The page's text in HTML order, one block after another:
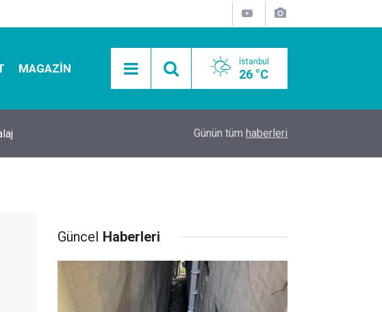
MAGAZIN İstanbul
26 °C
Mobil Araçlarla Hayır Lokması Dağıtımının
Günün tüm haberleri
Güncel Haberleri